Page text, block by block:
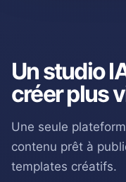
Un studio
créer plus
Une seule
contenu prêt à
templates créatifs.